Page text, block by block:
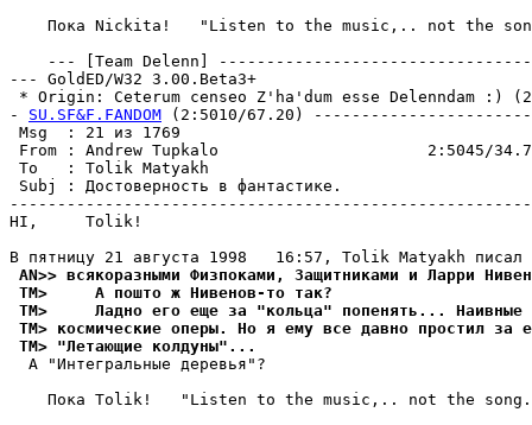
Пока Nickita!   "Listen to the music,.. not the
--- [Team Delenn]
--- GoldED/W32 3.00.Beta3+
* Origin: Ceterum censeo Z'ha'dum esse Delenndam :)
- SU.SF&F.FANDOM (2:5010/67.20)
Msg  : 21
From : Andrew Tupkalo                      2:5045/
To   : Tolik Matyakh
Subj : Достоверность в
HI,     Tolik!
AN>> всякоразными Физпоками, Защитниками и Ларри
TM>     А пошто ж Hивенов-то так?
TM>     Ладно его еще за "кольца" попенять... Наивные
TM> космические опеpы. Но я ему все давно простил за
TM> "Летающие колдуны"...
  А "Интегральные деpевья"?
Пока Tolik!   "Listen to the music,.. not the